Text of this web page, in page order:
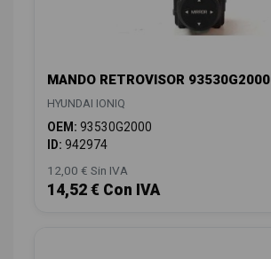
MANDO RETROVISOR 93530G2000
HYUNDAI IONIQ
OEM: 93530G2000
ID: 942974
12,00 € Sin IVA
14,52 € Con IVA